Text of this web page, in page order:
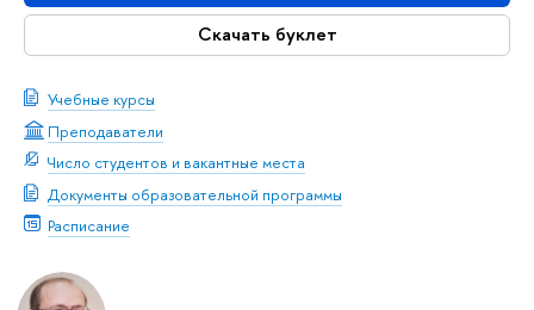
Скачать буклет
Учебные курсы
Преподаватели
Число студентов и вакантные места
Документы образовательной программы
Расписание